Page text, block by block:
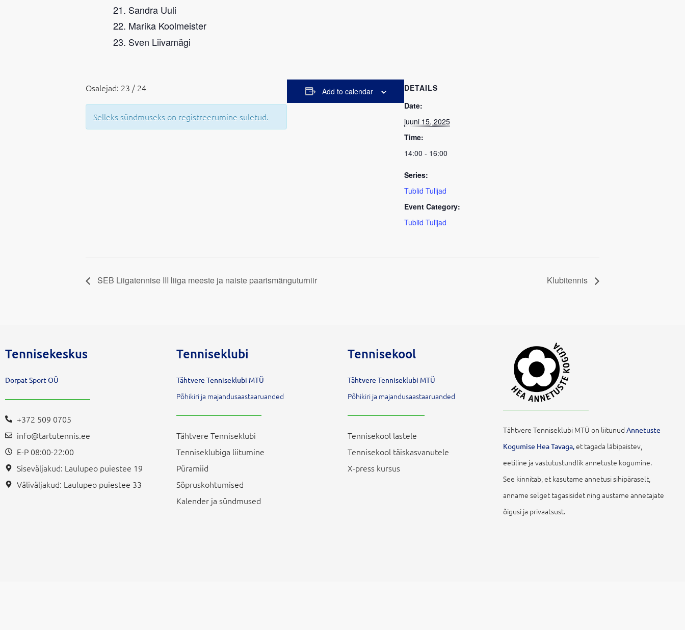
Sandra Uuli
Marika Koolmeister
Sven Liivamägi
Osalejad: 23 / 24
Selleks sündmuseks on registreerumine suletud.
Add to calendar
DETAILS
Date:
juuni 15, 2025
Time:
14:00 - 16:00
Series:
Tublid Tulijad
Event Category:
Tublid Tulijad
SEB Liigatennise III liiga meeste ja naiste paarismänguturniir Klubitennis
Tennisekeskus
Dorpat Sport OÜ
+372 509 0705
info@tartutennis.ee
E-P 08:00-22:00
Siseväljakud: Laulupeo puiestee 19
Väliväljakud: Laulupeo puiestee 33
Tenniseklubi
Tähtvere Tenniseklubi MTÜ
Põhikiri ja majandusaastaaruanded
Tähtvere Tenniseklubi
Tenniseklubiga liitumine
Püramiid
Sõpruskohtumised
Kalender ja sündmused
Tennisekool
Tähtvere Tenniseklubi MTÜ
Põhikiri ja majandusaastaaruanded
Tennisekool lastele
Tennisekool täiskasvanutele
X-press kursus
Tähtvere Tenniseklubi MTÜ on liitunudAnnetuste
Kogumise Hea Tavaga,et tagada läbipaistev,
eetiline ja vastutustundlik annetuste kogumine.
See kinnitab, et kasutame annetusi sihipäraselt,
anname selget tagasisidet ning austame annetajate
õigusi ja privaatsust.